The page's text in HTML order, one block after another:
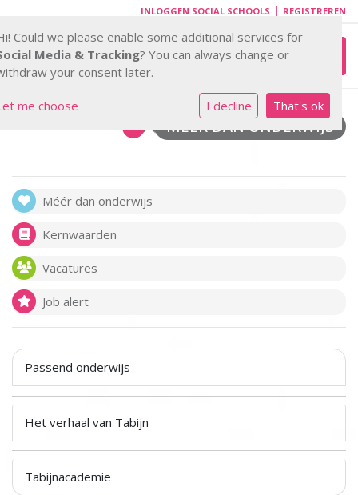
INLOGGEN SOCIAL SCHOOLS | REGISTREREN
MÉÉR DAN ONDERWIJS
Méér dan onderwijs
Kernwaarden
Vacatures
Job alert
Passend onderwijs
Het verhaal van Tabijn
Tabijnacademie
Could we please enable some additional services for
Media & Tracking? You can always change or
your consent later.
me choose I decline That's ok